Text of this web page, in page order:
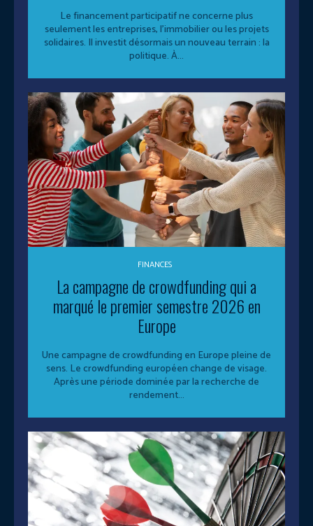
Le financement participatif ne concerne plus
seulement les entreprises, l’immobilier ou les projets
solidaires. Il investit désormais un nouveau terrain : la
politique. À...
FINANCES
La campagne de crowdfunding qui a
marqué le premier semestre 2026 en
Europe
Une campagne de crowdfunding en Europe pleine de
sens. Le crowdfunding européen change de visage.
Après une période dominée par la recherche de
rendement...